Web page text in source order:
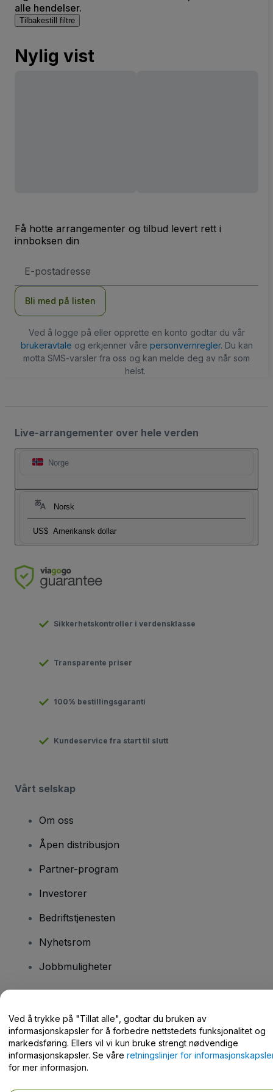
alle hendelser.
Tilbakestill filtre
Nylig vist
Få hotte arrangementer og tilbud levert rett i
innboksen din
postadresse
Bli med på listen
Ved å logge på eller opprette en konto godtar du vår
brukeravtale og erkjenner våre personvernregler. Du kan
motta SMS-varsler fra oss og kan melde deg av når som
helst.
Live-arrangementer over hele verden
Norge
Norsk
US$ Amerikansk dollar
Sikkerhetskontroller i verdensklasse
Transparente priser
100% bestillingsgaranti
Kundeservice fra start til slutt
Vårt selskap
Om oss
Åpen distribusjon
Partner-program
Investorer
Bedriftstjenesten
Nyhetsrom
Jobbmuligheter
Hjelpesenter / kontakt oss
Ved å trykke på "Tillat alle", godtar du bruken av
informasjonskapsler for å forbedre nettstedets funksjonalitet og
markedsføring. Ellers vil vi kun bruke strengt nødvendige
informasjonskapsler. Se våre retningslinjer for
for mer informasjon.